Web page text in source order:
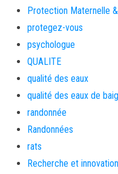
Protection Maternelle
protegez-vous
psychologue
QUALITE
qualité des eaux
qualité des eaux de
randonnée
Randonnées
rats
Recherche et innovation